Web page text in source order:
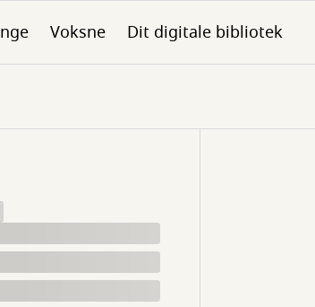
Voksne Dit digitale bibliotek